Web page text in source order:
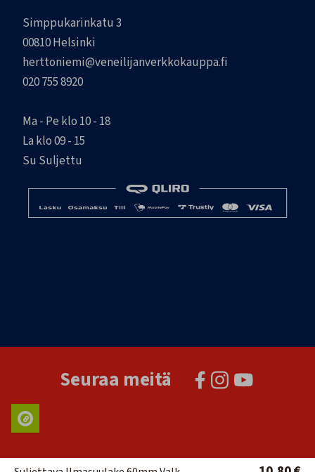
Simppukarinkatu 3
00810 Helsinki
herttoniemi@veneilijanverkkokauppa.fi
020 755 8920
Ma - Pe klo 10 - 18
La klo 09 - 15
Su Suljettu
Seuraa meitä